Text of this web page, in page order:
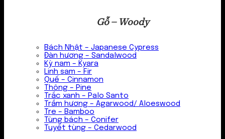
Gỗ – Woody
Bách Nhật – Japanese Cypress
Đàn hương – Sandalwood
Kỳ nam – Kyara
Linh sam – Fir
Quế – Cinnamon
Thông – Pine
Trắc xanh – Palo Santo
Trầm hương – Agarwood/ Aloeswood
Tre – Bamboo
Tùng bách – Conifer
Tuyết tùng – Cedarwood